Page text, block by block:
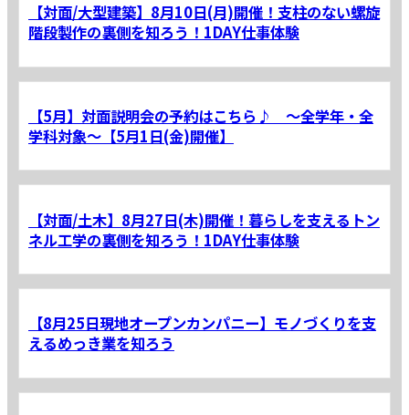
【対面/大型建築】8月10日(月)開催！支柱のない螺旋
階段製作の裏側を知ろう！1DAY仕事体験
【5月】対面説明会の予約はこちら♪ ～全学年・全
学科対象～【5月1日(金)開催】
【対面/土木】8月27日(木)開催！暮らしを支えるトン
ネル工学の裏側を知ろう！1DAY仕事体験
【8月25日現地オープンカンパニー】モノづくりを支
えるめっき業を知ろう